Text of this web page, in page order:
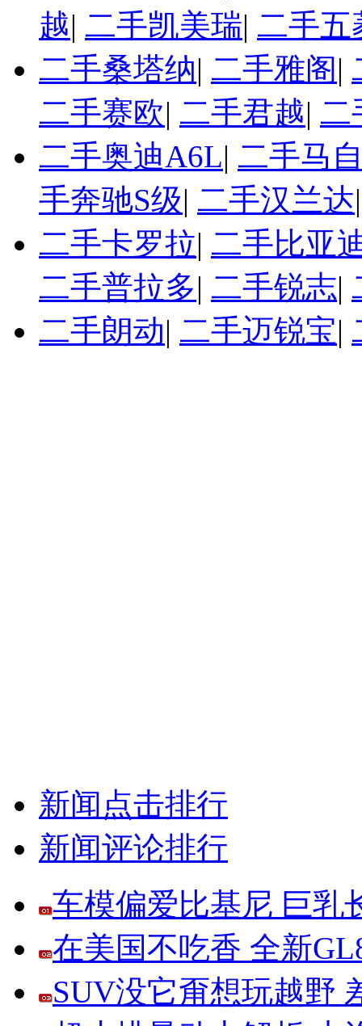
越| 二手凯美瑞| 二手五
二手桑塔纳| 二手雅阁|
二手赛欧| 二手君越| 二
二手奥迪A6L| 二手马
手奔驰S级| 二手汉兰达
二手卡罗拉| 二手比亚
二手普拉多| 二手锐志|
二手朗动| 二手迈锐宝|
新闻点击排行
新闻评论排行
车模偏爱比基尼 巨乳
在美国不吃香 全新
SUV没它甭想玩越野